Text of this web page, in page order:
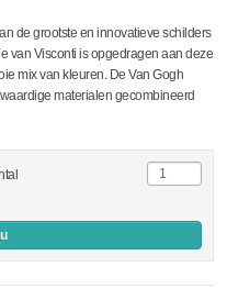
de grootste en innovatieve schilders
van Visconti is opgedragen aan deze
mix van kleuren. De Van Gogh
materialen gecombineerd